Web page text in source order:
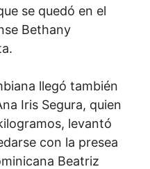
se quedó en el
Bethany
llegó también
Iris Segura, quien
levantó
con la presea
Beatriz